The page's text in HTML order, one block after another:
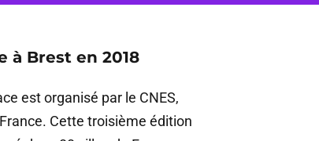
à Brest en 2018
est organisé par le CNES,
France. Cette troisième édition